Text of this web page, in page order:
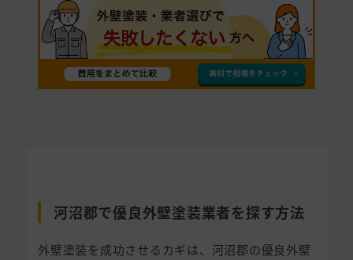
河沼郡で優良外壁塗装業者を探す方法
外壁塗装を成功させるカギは、河沼郡の優良外壁